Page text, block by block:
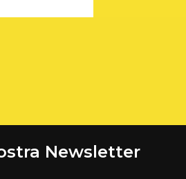
Newsletter